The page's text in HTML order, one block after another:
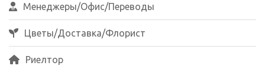
Менеджеры/Офис/Переводы
Цветы/Доставка/Флорист
Риелтор